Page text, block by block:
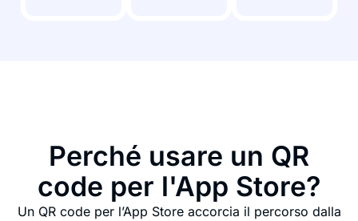
Perché usare un QR
code per l'App Store?
Un QR code per l’App Store accorcia il percorso dalla